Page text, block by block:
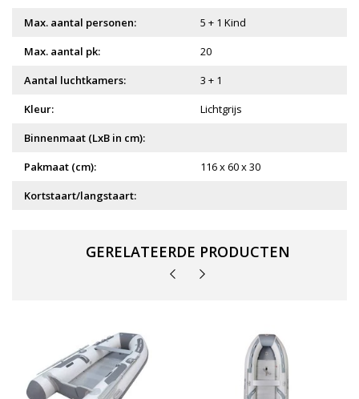
Max. aantal personen:
5 + 1 Kind
Max. aantal pk:
20
Aantal luchtkamers:
3 + 1
Kleur:
Lichtgrijs
Binnenmaat (LxB in cm):
Pakmaat (cm):
116 x 60 x 30
Kortstaart/langstaart:
GERELATEERDE PRODUCTEN